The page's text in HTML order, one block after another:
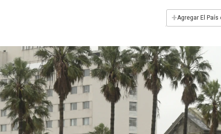
+Agregar El País